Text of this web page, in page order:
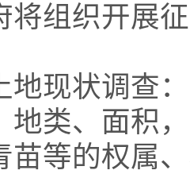
将组织开展
状调查：
地类、面积
苗等的权属